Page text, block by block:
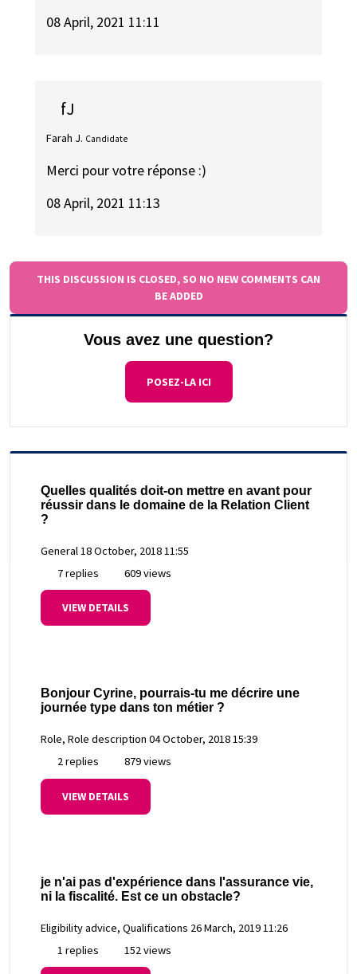
08 April, 2021 11:11
fJ
Farah J. Candidate
Merci pour votre réponse :)
08 April, 2021 11:13
THIS DISCUSSION IS CLOSED, SO NO NEW COMMENTS CAN
BE ADDED
Vous avez une question?
POSEZ-LA ICI
Quelles qualités doit-on mettre en avant pour
réussir dans le domaine de la Relation Client
?
General18 October, 2018 11:55
7 replies
609 views
VIEW DETAILS
Bonjour Cyrine, pourrais-tu me décrire une
journée type dans ton métier ?
Role, Role description 04 October, 2018 15:39
2 replies
879 views
VIEW DETAILS
je n'ai pas d'expérience dans l'assurance vie,
ni la fiscalité. Est ce un obstacle?
Eligibility advice, Qualifications 26 March, 2019 11:26
1 replies
152 views